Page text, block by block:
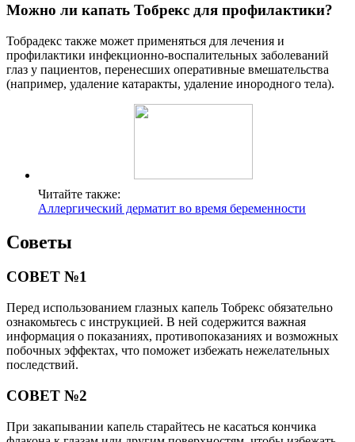
Можно ли капать Тобрекс для профилактики?
Тобрадекс также может применяться для лечения и
профилактики инфекционно-воспалительных заболеваний
глаз у пациентов, перенесших оперативные вмешательства
(например, удаление катаракты, удаление инородного тела).
Читайте также:
Аллергический дерматит во время беременности
Советы
СОВЕТ №1
Перед использованием глазных капель Тобрекс обязательно
ознакомьтесь с инструкцией. В ней содержится важная
информация о показаниях, противопоказаниях и возможных
побочных эффектах, что поможет избежать нежелательных
последствий.
СОВЕТ №2
При закапывании капель старайтесь не касаться кончика